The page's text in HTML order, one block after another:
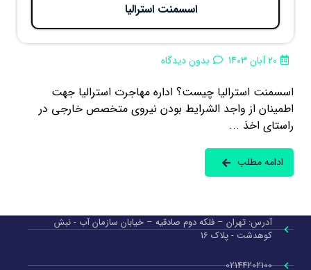
اسسمنت استرالیا
20 آبان 1403 بدون دیدگاه
اسسمنت استرالیا چیست؟ اداره مهاجرت استرالیا جهت
اطمینان از واجد الشرایط بودن نیروی متخصص خارجی در
راستای اخذ ...
ادامه مطلب
آدرس: تهران – فلکه دوم صادقیه – خیابان سازمان آب - نبش
کوهدشت - پلاک 16
02144202100